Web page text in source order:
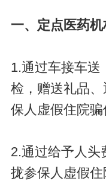
一、定点医药
1.通过车接车送
检，赠送礼品
保人虚假住院骗
2.通过给予人头
拢参保人虚假住